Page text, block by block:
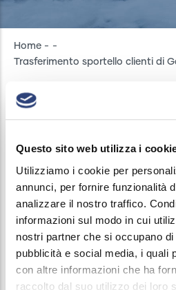
Questo sito web utilizza i
Utilizziamo i cookie per
annunci, per fornire funzionalità
analizzare il nostro traffico.
informazioni sul modo in cui
nostri partner che si occupano
pubblicità e social media, i quali
con altre informazioni che ha
raccolto dal suo utilizzo dei loro
Breadcrumb
Home - -
Trasferimento sportello clienti di
GARDONE VAL
COMUNICAZIONI / 15 JULY, 2024
Lo Sportello clienti di
riservato ai soli ex utenti di
Valle Trompia, resterà chiuso
lunedì 15/07 a lunedì 22/07.
martedì 23/07 nella nuova